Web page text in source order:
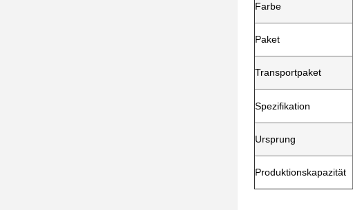
Farbe
Paket
Transportpaket
Spezifikation
Ursprung
Produktionskapazität